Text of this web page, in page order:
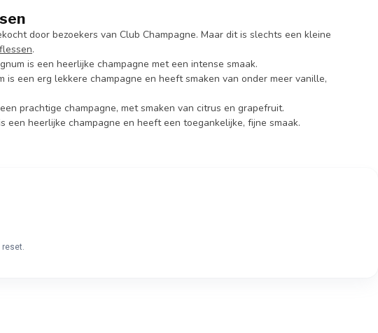
door bezoekers van Club Champagne. Maar dit is slechts een kleine
.
is een heerlijke champagne met een intense smaak.
is een erg lekkere champagne en heeft smaken van onder meer vanille,
prachtige champagne, met smaken van citrus en grapefruit.
een heerlijke champagne en heeft een toegankelijke, fijne smaak.